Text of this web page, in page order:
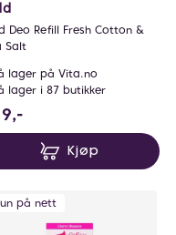
Deo Refill Fresh Cotton &
Salt
lager på Vita.no
lager i 87 butikker
Kjøp
på nett